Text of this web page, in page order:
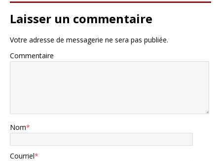
Laisser un commentaire
Votre adresse de messagerie ne sera pas publiée.
Commentaire
Nom*
Courriel*